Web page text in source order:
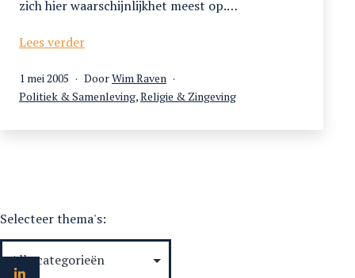
zich hier waarschijnlijkhet meest op.…
Lees verderHet
van
de
Gepubliceerd
op
1 mei 2005 DoorWim Raven
Gecategoriseerd
Politiek & Samenleving,Religie & Zingeving
Selecteer thema's: